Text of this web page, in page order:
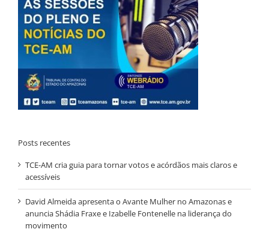
Posts recentes
TCE-AM cria guia para tornar votos e acórdãos mais claros e
acessíveis
David Almeida apresenta o Avante Mulher no Amazonas e
anuncia Shádia Fraxe e Izabelle Fontenelle na liderança do
movimento